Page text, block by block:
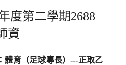
度第二學期2688
資
體育（足球專長）---正取乙